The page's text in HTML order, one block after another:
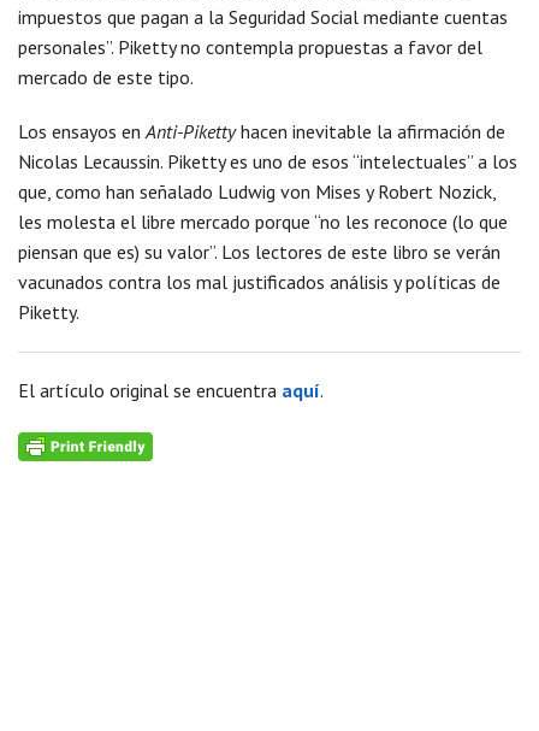
impuestos que pagan a la Seguridad Social mediante cuentas
personales”. Piketty no contempla propuestas a favor del
mercado de este tipo.
Los ensayos en Anti-Pikettyhacen inevitable la afirmación de
Nicolas Lecaussin. Piketty es uno de esos “intelectuales” a los
que, como han señalado Ludwig von Mises y Robert Nozick,
les molesta el libre mercado porque “no les reconoce (lo que
piensan que es) su valor”. Los lectores de este libro se verán
vacunados contra los mal justificados análisis y políticas de
Piketty.
El artículo original se encuentra aquí.